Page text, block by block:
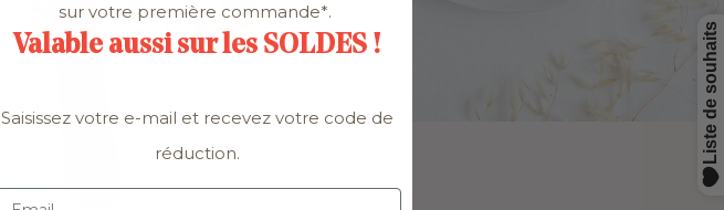
sur votre première commande*.
Valable aussi sur les SOLDES !
Saisissez votre e-mail et recevez votre code de
réduction.